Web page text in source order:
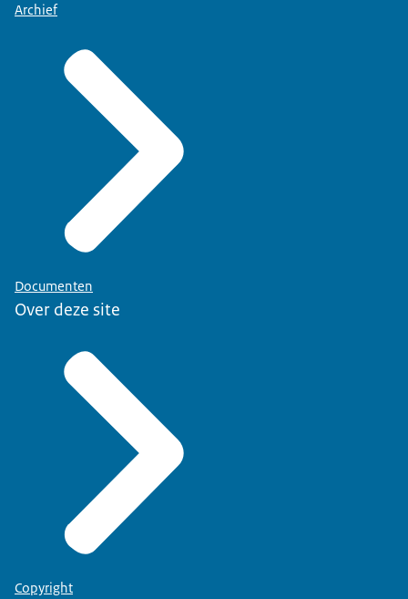
Archief
Documenten
Over deze site
Copyright